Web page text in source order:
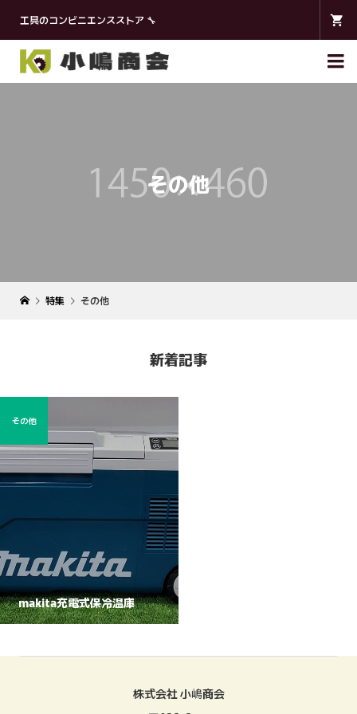
工具のコンビニエンスストア 🔧

その他
特集 その他
新着記事
makita充電式保冷温庫
その他
株式会社 小嶋商会